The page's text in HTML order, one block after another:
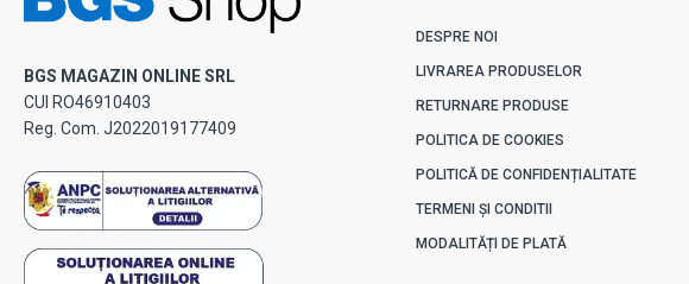
BGS MAGAZIN ONLINE SRL
CUI RO46910403
Reg. Com. J2022019177409
DESPRE NOI
LIVRAREA PRODUSELOR
RETURNARE PRODUSE
POLITICA DE COOKIES
POLITICĂ DE CONFIDENȚIALITATE
TERMENI ȘI CONDITII
MODALITĂȚI DE PLATĂ